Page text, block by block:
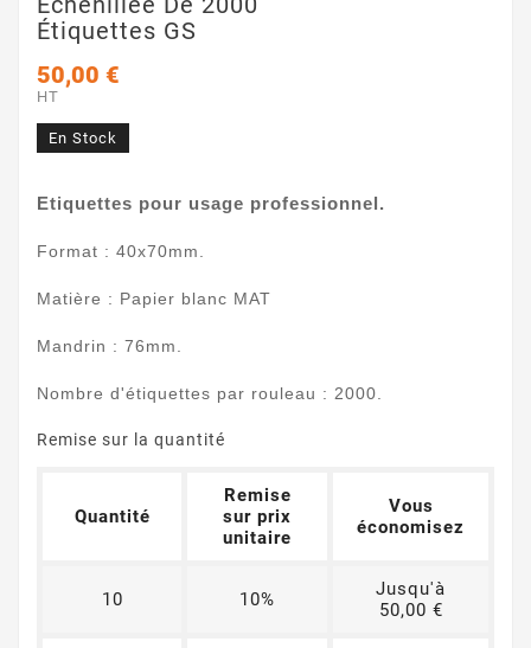
Étiquettes GS
50,00 €
HT
En Stock
Etiquettes pour usage professionnel.
Format : 40x70mm.
Matière : Papier blanc MAT
Mandrin : 76mm.
Nombre d'étiquettes par rouleau : 2000.
Remise sur la quantité
Quantité
Remise
sur prix
unitaire
Vous
économisez
10 10%
Jusqu'à
50,00 €